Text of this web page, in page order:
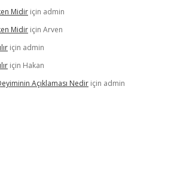
Midir için admin
Midir için Arven
için admin
için Hakan
Açıklaması Nedir için admin